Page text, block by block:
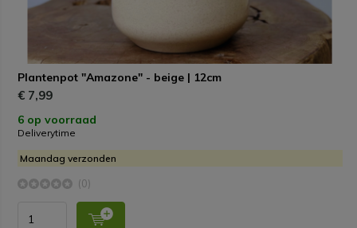
Plantenpot "Amazone" - beige | 12cm
€ 7,99
6 op voorraad
Deliverytime
Maandag verzonden
(0)